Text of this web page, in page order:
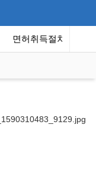
면허취득절차